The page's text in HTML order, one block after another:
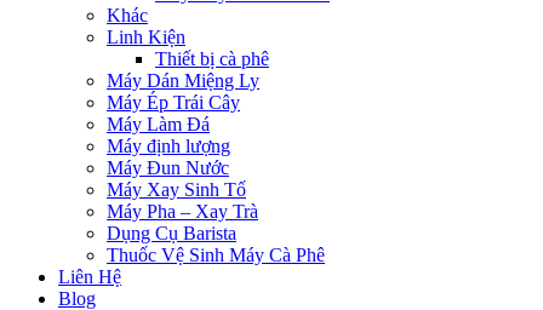
Khác
Linh Kiện
Thiết bị cà phê
Máy Dán Miệng Ly
Máy Ép Trái Cây
Máy Làm Đá
Máy định lượng
Máy Đun Nước
Máy Xay Sinh Tố
Máy Pha – Xay Trà
Dụng Cụ Barista
Thuốc Vệ Sinh Máy Cà Phê
Liên Hệ
Blog